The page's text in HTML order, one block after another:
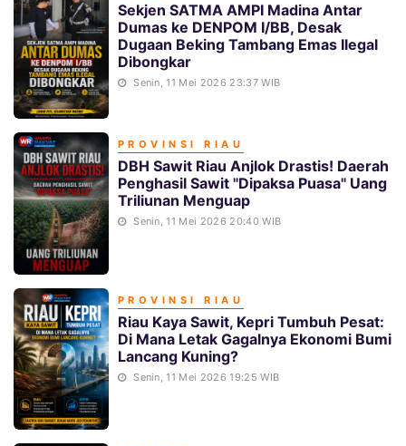
Sekjen SATMA AMPI Madina Antar
Dumas ke DENPOM I/BB, Desak
Dugaan Beking Tambang Emas Ilegal
Dibongkar
Senin, 11 Mei 2026 23:37 WIB
PROVINSI RIAU
DBH Sawit Riau Anjlok Drastis! Daerah
Penghasil Sawit "Dipaksa Puasa" Uang
Triliunan Menguap
Senin, 11 Mei 2026 20:40 WIB
PROVINSI RIAU
Riau Kaya Sawit, Kepri Tumbuh Pesat:
Di Mana Letak Gagalnya Ekonomi Bumi
Lancang Kuning?
Senin, 11 Mei 2026 19:25 WIB